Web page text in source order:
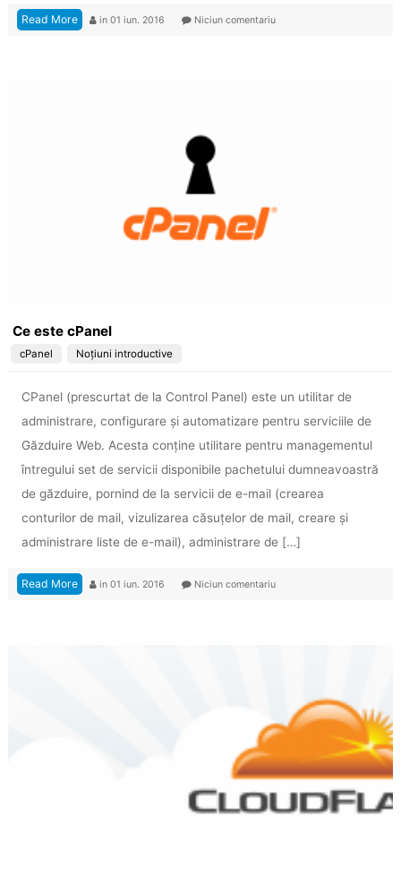
Read More in 01 iun. 2016 Niciun comentariu
Ce este cPanel
cPanel Noțiuni introductive
CPanel (prescurtat de la Control Panel) este un utilitar de
administrare, configurare şi automatizare pentru serviciile de
Găzduire Web. Acesta conţine utilitare pentru managementul
întregului set de servicii disponibile pachetului dumneavoastră
de găzduire, pornind de la servicii de e-mail (crearea
conturilor de mail, vizulizarea căsuţelor de mail, creare şi
administrare liste de e-mail), administrare de […]
Read More in 01 iun. 2016 Niciun comentariu